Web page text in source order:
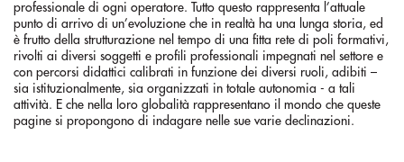
professionale di ogni operatore. Tutto questo rappresenta l’attuale
punto di arrivo di un’evoluzione che in realtà ha una lunga storia, ed
è frutto della strutturazione nel tempo di una fitta rete di poli formativi,
rivolti ai diversi soggetti e profili professionali impegnati nel settore e
con percorsi didattici calibrati in funzione dei diversi ruoli, adibiti –
sia istituzionalmente, sia organizzati in totale autonomia - a tali
attività. E che nella loro globalità rappresentano il mondo che queste
pagine si propongono di indagare nelle sue varie declinazioni.